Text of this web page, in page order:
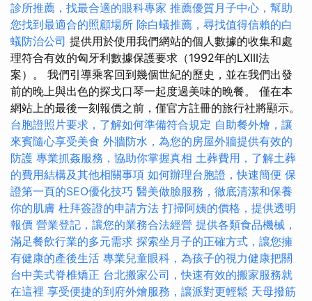
診所推薦，找最合適的眼科專家 推薦優質月子中心，幫助
您找到最適合的照顧場所 除白蟻推薦，尋找值得信賴的白
蟻防治公司 提供用於使用我們網站的個人數據的收集和處
理符合有效的匈牙利數據保護要求（1992年的LXIII法
案）。 我們引導乘客回到幾個世紀的歷史，並在我們出發
前的晚上與出色的探戈口琴一起度過美味的晚餐。 僅在本
網站上的最後一刻報價之前，僅官方註冊的旅行社將顯示。
台胞證照片要求，了解如何準備符合規定 自助餐外燴，讓
來賓隨心享受美食 外牆防水，為您的房屋外牆提供有效的
防護 專業抓姦服務，協助你掌握真相 土葬費用，了解土葬
的費用結構及其他相關事項 如何辦理台胞證，快速簡便 保
證第一頁的SEO優化技巧 醫美做臉服務，徹底清潔和保養
你的肌膚 杜拜簽證的申請方法 打掃阿姨的價格，提供透明
報價 營業登記，讓您的業務合法經營 提供各類食品機械，
滿足餐飲行業的多元需求 探索坐月子的正確方式，讓您擁
有健康的產後生活 專業兒童眼科，為孩子的視力健康把關
台中美式脊椎矯正 台北搬家公司，快速有效的搬家服務就
在這裡 享受便捷的到府外燴服務，讓派對更輕鬆 天母撥筋